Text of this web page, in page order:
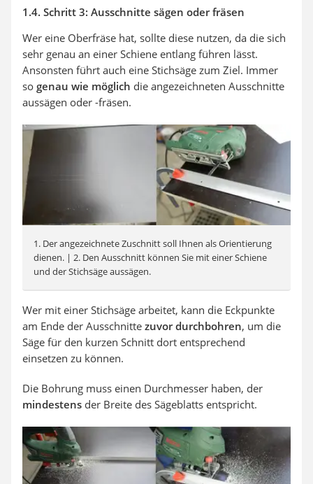
1.4. Schritt 3: Ausschnitte sägen oder fräsen
Wer eine Oberfräse hat, sollte diese nutzen, da die sich
sehr genau an einer Schiene entlang führen lässt.
Ansonsten führt auch eine Stichsäge zum Ziel. Immer
so genau wie möglich die angezeichneten Ausschnitte
aussägen oder -fräsen.
1. Der angezeichnete Zuschnitt soll Ihnen als Orientierung
dienen. | 2. Den Ausschnitt können Sie mit einer Schiene
und der Stichsäge aussägen.
Wer mit einer Stichsäge arbeitet, kann die Eckpunkte
am Ende der Ausschnitte zuvor durchbohren, um die
Säge für den kurzen Schnitt dort entsprechend
einsetzen zu können.
Die Bohrung muss einen Durchmesser haben, der
mindestens der Breite des Sägeblatts entspricht.